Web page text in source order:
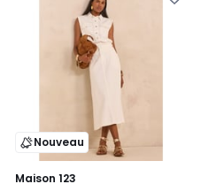
Nouveau
Maison 123